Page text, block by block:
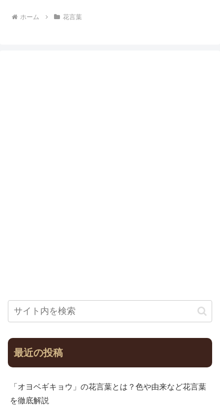
ホーム 花言葉
最近の投稿
「オヨベギキョウ」の花言葉とは？色や由来など花言葉
を徹底解説